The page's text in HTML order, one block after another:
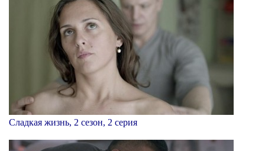
Сладкая жизнь, 2 сезон, 2 серия